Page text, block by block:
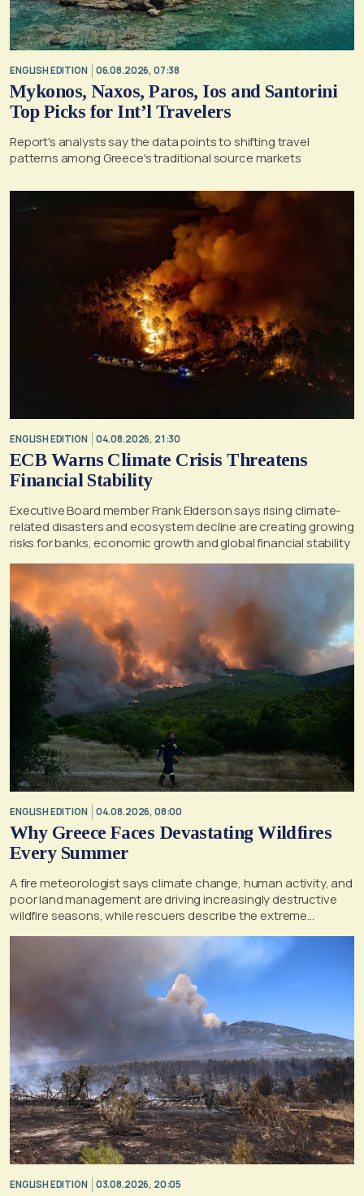
ENGLISH EDITION 06.08.2026, 07:38
Mykonos, Naxos, Paros, Ios and Santorini
Top Picks for Int’l Travelers
Report's analysts say the data points to shifting travel
patterns among Greece's traditional source markets
ENGLISH EDITION 04.08.2026, 21:30
ECB Warns Climate Crisis Threatens
Financial Stability
Executive Board member Frank Elderson says rising climate-
related disasters and ecosystem decline are creating growing
risks for banks, economic growth and global financial stability
ENGLISH EDITION 04.08.2026, 08:00
Why Greece Faces Devastating Wildfires
Every Summer
A fire meteorologist says climate change, human activity, and
poor land management are driving increasingly destructive
wildfire seasons, while rescuers describe the extreme
conditions faced during the Porto Germeno blaze
ENGLISH EDITION 03.08.2026, 20:05